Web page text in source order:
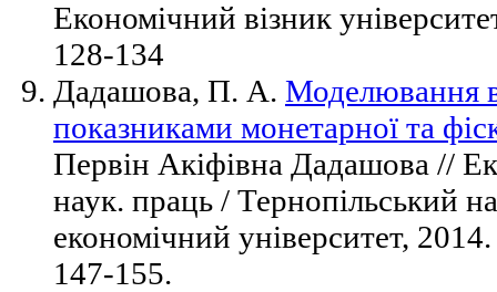
Економічний візник
128-134
Дадашова, П. А. Моделювання
показниками монетарної та
Первін Акіфівна Дадашова //
наук. праць / Тернопільський
економічний університет,
147-155.